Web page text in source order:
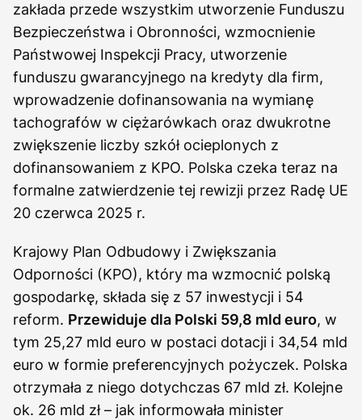
zakłada przede wszystkim utworzenie Funduszu
Bezpieczeństwa i Obronności, wzmocnienie
Państwowej Inspekcji Pracy, utworzenie
funduszu gwarancyjnego na kredyty dla firm,
wprowadzenie dofinansowania na wymianę
tachografów w ciężarówkach oraz dwukrotne
zwiększenie liczby szkół ocieplonych z
dofinansowaniem z KPO. Polska czeka teraz na
formalne zatwierdzenie tej rewizji przez Radę UE
20 czerwca 2025 r.
Krajowy Plan Odbudowy i Zwiększania
Odporności (KPO), który ma wzmocnić polską
gospodarkę, składa się z 57 inwestycji i 54
reform. Przewiduje dla Polski 59,8 mld euro, w
tym 25,27 mld euro w postaci dotacji i 34,54 mld
euro w formie preferencyjnych pożyczek. Polska
otrzymała z niego dotychczas 67 mld zł. Kolejne
ok. 26 mld zł – jak informowała minister